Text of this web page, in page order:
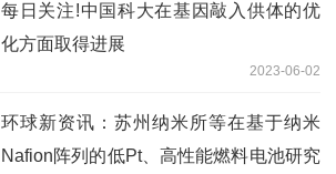
每日关注!中国科大在基因敲入供体的优
化方面取得进展
2023-06-02
环球新资讯：苏州纳米所等在基于纳米
Nafion阵列的低Pt、高性能燃料电池研究